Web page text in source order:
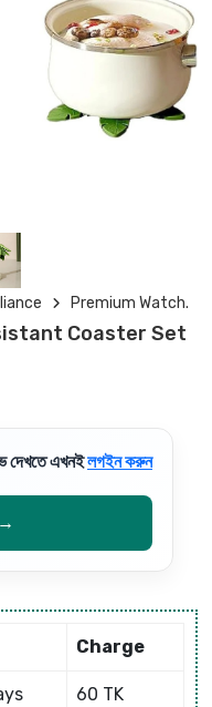
Premium Watch.
Coaster Set
দেখতে এখনইলগইন করুন
Charge
60 TK